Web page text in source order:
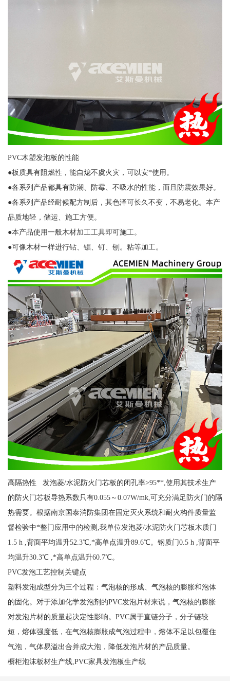
PVC木塑发泡板的性能
●板质具有阻燃性，能自熄不虞火灾，可以安*使用。
●各系列产品都具有防潮、防霉、不吸水的性能，而且防震效果好。
●各系列产品经耐候配方制后，其色泽可长久不变，不易老化。本产
品质地轻，储运、施工方便。
●本产品使用一般木材加工工具即可施工。
●可像木材一样进行钻、锯、钉、刨。粘等加工。
高隔热性 发泡菱/水泥防火门芯板的闭孔率>95**,使用其技术生产
的防火门芯板导热系数只有0.055～0.07W/mk,可充分满足防火门的隔
热需要。根据南京国泰消防集团在固定灭火系统和耐火构件质量监
督检验中*整门应用中的检测,我单位发泡菱/水泥防火门芯板木质门
1.5 h ,背面平均温升52.3℃,*高单点温升89.6℃。钢质门0.5 h ,背面平
均温升30.3℃ ,*高单点温升60.7℃。
PVC发泡工艺控制关键点
塑料发泡成型分为三个过程：气泡核的形成、气泡核的膨胀和泡体
的固化。对于添加化学发泡剂的PVC发泡片材来说，气泡核的膨胀
对发泡片材的质量起决定性影响。PVC属于直链分子，分子链较
短，熔体强度低，在气泡核膨胀成气泡过程中，熔体不足以包覆住
气泡，气体易溢出合并成大泡，降低发泡片材的产品质量。
橱柜泡沫板材生产线,PVC家具发泡板生产线